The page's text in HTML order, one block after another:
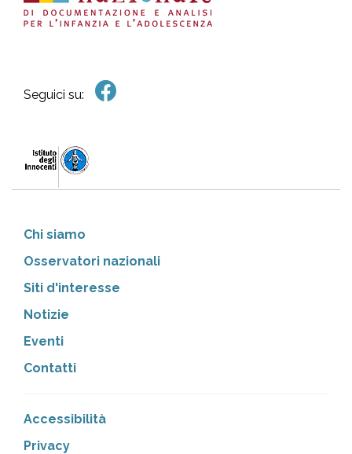
Seguici su:
Chi siamo
Osservatori nazionali
Siti d'interesse
Notizie
Eventi
Contatti
Accessibilità
Privacy